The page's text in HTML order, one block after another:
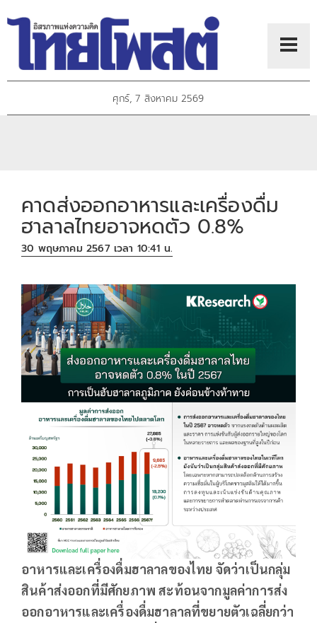
ศุกร์, 7 สิงหาคม 2569
คาดส่งออกอาหารและเครื่องดื่ม
ฮาลาลไทยอาจหดตัว 0.8%
30 พฤษภาคม 2567 เวลา 10:41 น.
อาหารและเครื่องดื่มฮาลาลของไทย จัดว่าเป็นกลุ่ม
สินค้าส่งออกที่มีศักยภาพ สะท้อนจากมูลค่าการส่ง
ออกอาหารและเครื่องดื่มฮาลาลที่ขยายตัวเฉลี่ยกว่า